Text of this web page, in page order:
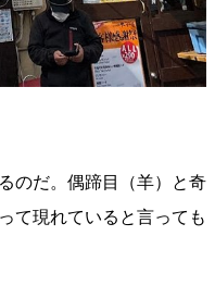
のだ。偶蹄目（羊）と奇
て現れていると言っても